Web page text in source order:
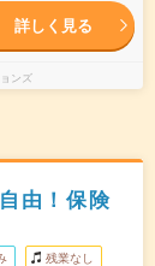
詳しく見る
ンズ
由！保険
残業なし